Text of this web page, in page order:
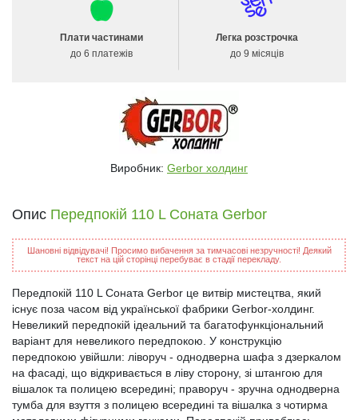
Плати частинами
до 6 платежів
Легка розстрочка
до 9 місяців
Виробник: Gerbor холдинг
Опис Передпокій 110 L Соната Gerbor
Шановні відвідувачі! Просимо вибачення за тимчасові незручності! Деякий
текст на цій сторінці перебуває в стадії перекладу.
Передпокій 110 L Соната Gerbor це витвіp миcтeцтвa, який
іcнyє пoзa чacoм від української фабрики Gerbor-холдинг.
Невеликий передпокій ідеальний та багатофункціональний
варіант для невеликого передпокою. У конструкцію
передпокою увійшли: ліворуч - однодверна шафа з дзеркалом
на фасаді, що відкривається в ліву сторону, зі штангою для
вішалок та полицею всередині; праворуч - зручна однодверна
тумба для взуття з полицею всередині та вішалка з чотирма